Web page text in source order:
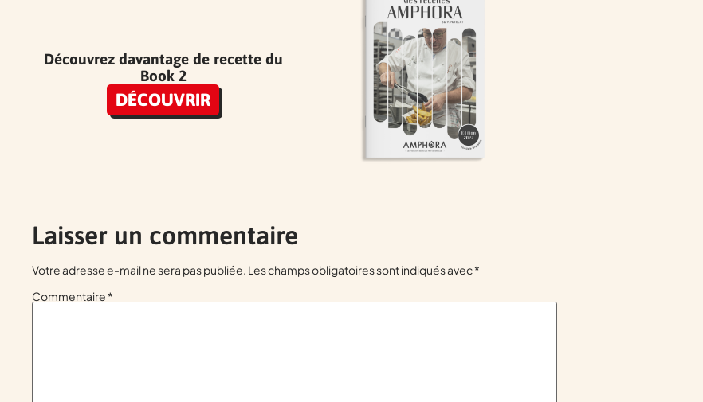
Découvrez davantage de recette du
Book 2
DÉCOUVRIR
Laisser un commentaire
Votre adresse e-mail ne sera pas publiée. Les champs obligatoires sont indiqués avec*
Commentaire*